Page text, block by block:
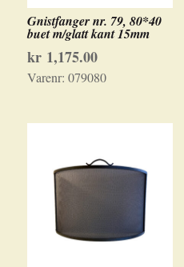
Gnistfanger nr. 79, 80*40
buet m/glatt kant 15mm
kr1,175.00
Varenr: 079080